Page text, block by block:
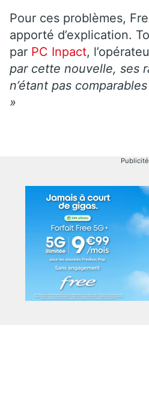
Pour ces problèmes,
apporté d’explication.
par PC Inpact,
par cette nouvelle, ses
n’étant pas
»
Publicité